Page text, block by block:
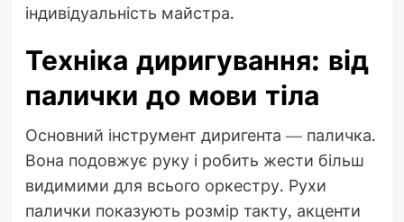
індивідуальність майстра.
Техніка диригування: від
палички до мови тіла
Основний інструмент диригента — паличка.
Вона подовжує руку і робить жести більш
видимими для всього оркестру. Рухи
палички показують розмір такту, акценти